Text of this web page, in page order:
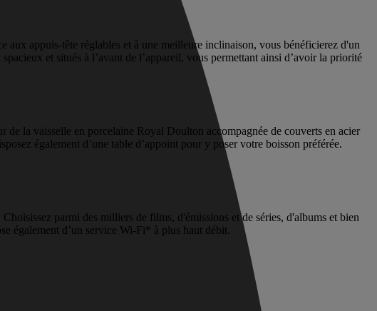
aux appuis-tête réglables et à une meilleure inclinaison, vous bénéficierez d'un
et situés à l’avant de l’appareil, vous permettant ainsi d’avoir la priorité
de la vaisselle en porcelaine Royal Doulton accompagnée de couverts en acier
également d’une table d’appoint pour y poser votre boisson préférée.
parmi des milliers de films, d'émissions et de séries, d'albums et bien
également d’un service Wi-Fi* à plus haut débit.